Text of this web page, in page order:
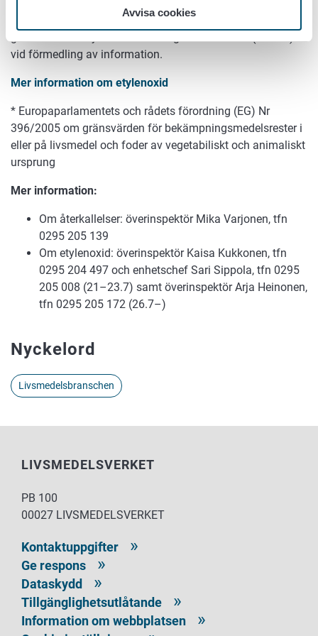
Avvisa cookies
etylenoxid. EU-medlemsländerna använder EU:s
vid förmedling av information.
Mer information om etylenoxid
* Europaparlamentets och rådets förordning (EG) Nr
396/2005 om gränsvärden för bekämpningsmedelsrester i
eller på livsmedel och foder av vegetabiliskt och animaliskt
ursprung
Mer information:
Om återkallelser: överinspektör Mika Varjonen, tfn
0295 205 139
Om etylenoxid: överinspektör Kaisa Kukkonen, tfn
0295 204 497 och enhetschef Sari Sippola, tfn 0295
205 008 (21–23.7) samt överinspektör Arja Heinonen,
tfn 0295 205 172 (26.7–)
Nyckelord
Livsmedelsbranschen
LIVSMEDELSVERKET
PB 100
00027 LIVSMEDELSVERKET
Kontaktuppgifter
Ge respons
Dataskydd
Tillgänglighetsutlåtande
Information om webbplatsen